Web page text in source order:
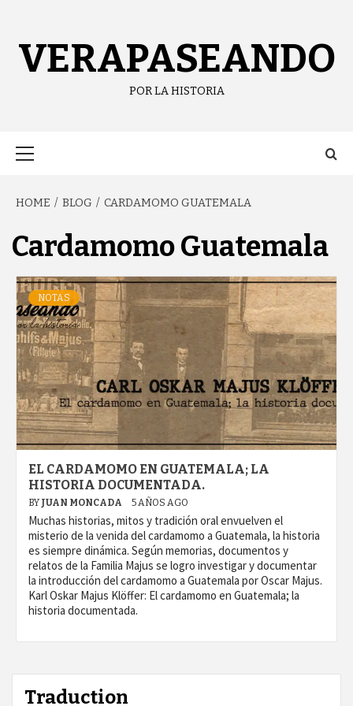
VERAPASEANDO
POR LA HISTORIA
HOME BLOG CARDAMOMO GUATEMALA
Cardamomo Guatemala
NOTAS
EL CARDAMOMO EN GUATEMALA; LA
HISTORIA DOCUMENTADA.
BY JUAN MONCADA 5 AÑOS AGO
Muchas historias, mitos y tradición oral envuelven el
misterio de la venida del cardamomo a Guatemala, la historia
es siempre dinámica. Según memorias, documentos y
relatos de la Familia Majus se logro investigar y documentar
la introducción del cardamomo a Guatemala por Oscar Majus.
Karl Oskar Majus Klöffer: El cardamomo en Guatemala; la
historia documentada.
Traduction